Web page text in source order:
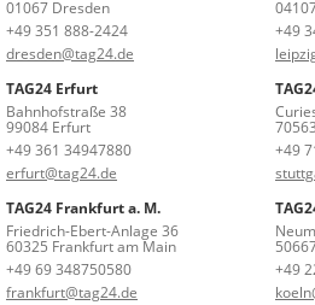
01067 Dresden
+49 351 888-2424
dresden@tag24.de
+49
TAG24 Erfurt
Bahnhofstraße 38
99084 Erfurt
+49 361 34947880
erfurt@tag24.de
+49
TAG24 Frankfurt a. M.
Friedrich-Ebert-Anlage 36
60325 Frankfurt am Main
+49 69 348750580
frankfurt@tag24.de
+49